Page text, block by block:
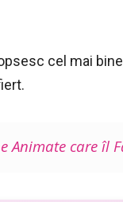
cel mai
Animate care îl